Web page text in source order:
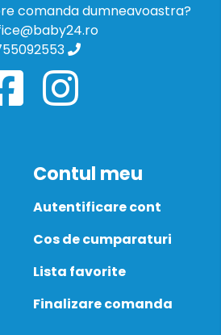
comanda dumneavoastra?
Contul meu
Autentificare cont
Cos de cumparaturi
Lista favorite
Finalizare comanda